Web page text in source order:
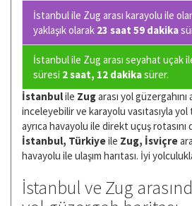
İstanbul ile Zug arası karayolu ile
yaklaşık olarak 23 saat 59 dakika
İstanbul ile Zug arası seyahat uçak
süresi 2 saat, 12 dakikasürer.
İstanbulile Zugarası yol
inceleyebilir ve karayolu vasıtasıyla
ayrıca havayolu ile direkt uçuş
İstanbul, Türkiyeile Zug, İsviçre
havayolu ile ulaşım harıtası. İyi
İstanbul ve Zug